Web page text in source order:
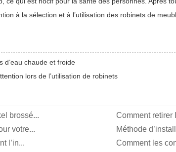
à la sélection et à l’utilisation des robinets de
d’eau chaude et froide
lors de l’utilisation de robinets
brossé...
Comment retirer
votre...
Méthode
l’in...
Comment les